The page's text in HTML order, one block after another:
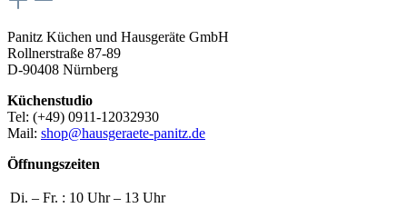
Panitz Küchen und Hausgeräte GmbH
Rollnerstraße 87-89
D-90408 Nürnberg
Küchenstudio
Tel: (+49) 0911-12032930
Mail: shop@hausgeraete-panitz.de
Öffnungszeiten
Di. – Fr. : 10 Uhr – 13 Uhr